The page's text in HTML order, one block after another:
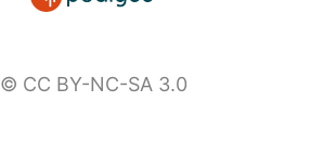
© CC BY-NC-SA 3.0